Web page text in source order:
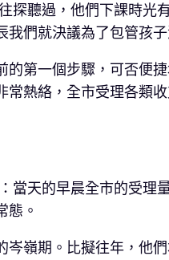
探聽過，他們下課時光
們就決議為了包管孩
第一個步驟，可否便
熱絡，全市受理各類
當天的早晨全市的受理
態。
嶺期。比擬往年，他